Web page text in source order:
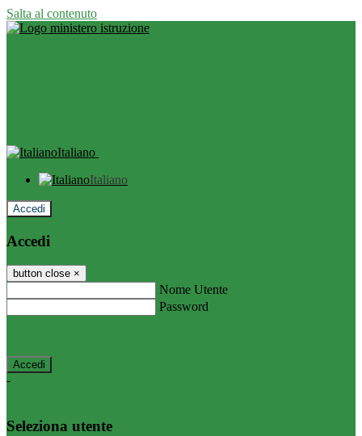
Salta al contenuto
Italiano
Italiano
Accedi
Accedi
button close ×
Nome Utente
Password
-
Seleziona utente